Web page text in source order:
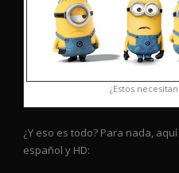
¿Estos
¿Y eso es todo? Para nada,
español y HD: